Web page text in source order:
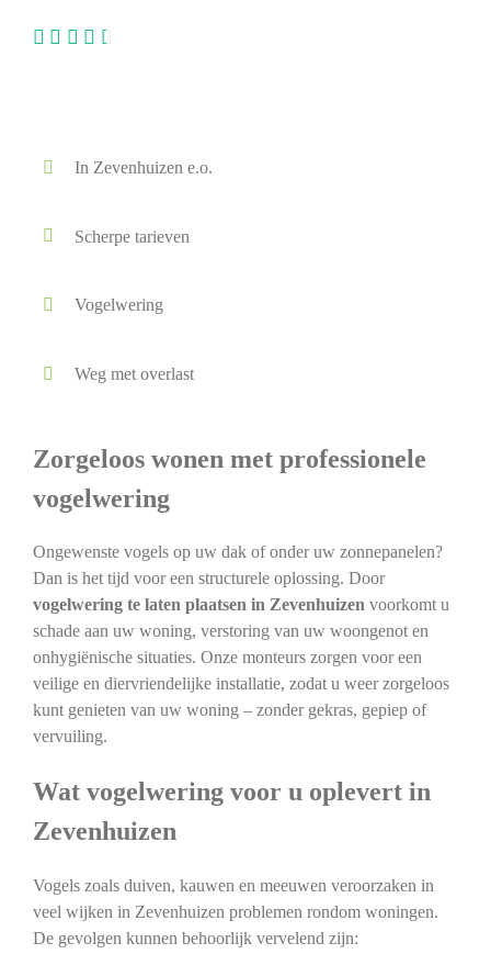
In Zevenhuizen e.o.
Scherpe tarieven
Vogelwering
Weg met overlast
Zorgeloos wonen met professionele
vogelwering
Ongewenste vogels op uw dak of onder uw zonnepanelen?
Dan is het tijd voor een structurele oplossing. Door
vogelwering te laten plaatsen in Zevenhuizenvoorkomt u
schade aan uw woning, verstoring van uw woongenot en
onhygiënische situaties. Onze monteurs zorgen voor een
veilige en diervriendelijke installatie, zodat u weer zorgeloos
kunt genieten van uw woning – zonder gekras, gepiep of
vervuiling.
Wat vogelwering voor u oplevert in
Zevenhuizen
Vogels zoals duiven, kauwen en meeuwen veroorzaken in
veel wijken in Zevenhuizen problemen rondom woningen.
De gevolgen kunnen behoorlijk vervelend zijn: